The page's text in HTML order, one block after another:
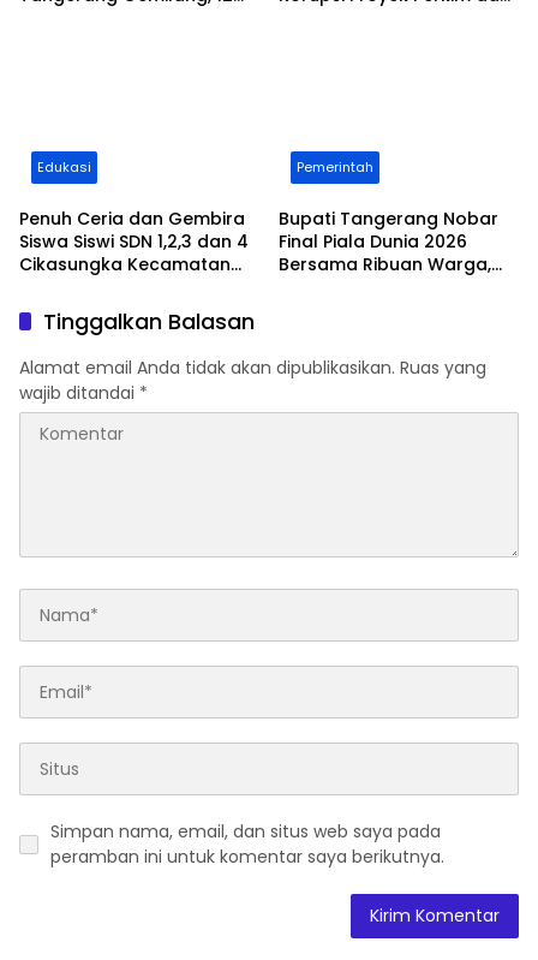
Edukasi
Penuh Ceria dan Gembira
Siswa Siswi SDN 1,2,3 dan 4
Cikasungka Kecamatan
Bersama Bupati
Tangerang
Pemerintah
Bupati Tangerang Nobar
Final Piala Dunia 2026
Bersama Ribuan Warga,
Tinggalkan Balasan
Alamat email Anda tidak akan dipublikasikan. Ruas yang
wajib ditandai *
Simpan nama, email, dan situs web saya pada
peramban ini untuk komentar saya berikutnya.